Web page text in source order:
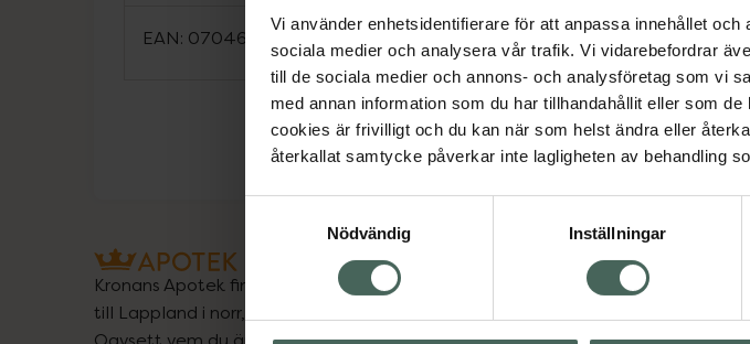
Vi använder enhetsidentifierare för att anpassa innehållet
sociala medier och analysera vår trafik. Vi vidarebefordrar
till de sociala medier och annons- och analysföretag som vi
med annan information som du har tillhandahållit eller som
cookies är frivilligt och du kan när som helst ändra eller
återkallat samtycke påverkar inte lagligheten av behandling
Nödvändig
Inställningar
EAN: 07046260009097
Kronans Apotek finns här för dig. Du hittar oss från Skåne i syd
till Lappland i norr, och online i mobilen och på datorn.
Oavsett vem du är så är det vårt uppdrag att hjälpa just dig